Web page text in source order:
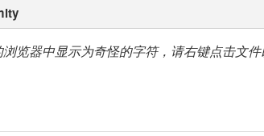
览器中显示为奇怪的字符，请右键点击文件